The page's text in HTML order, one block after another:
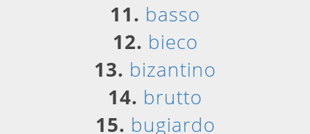
11. basso
12. bieco
13. bizantino
14. brutto
15. bugiardo